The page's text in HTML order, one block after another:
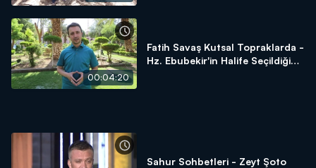
00:04:20
Fatih Savaş Kutsal Topraklarda -
Hz. Ebubekir'in Halife Seçildiği
Sahur Sohbetleri - Zeyt Şoto